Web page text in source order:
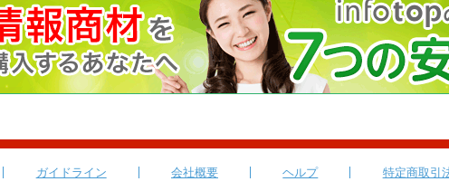
ガイドライン 会社概要 ヘルプ 特定商取引